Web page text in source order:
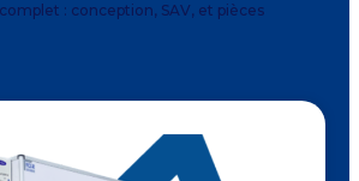
: conception, SAV, et pièces